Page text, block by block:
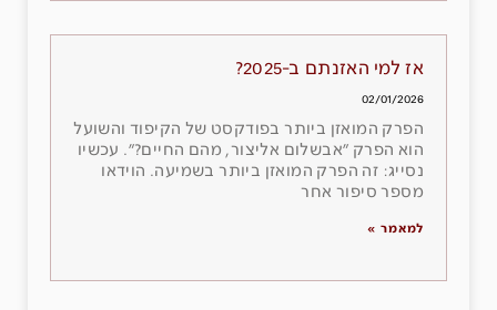
אז למי האזנתם ב-2025?
02/01/2026
הפרק המואזן ביותר בפודקסט של הקיפוד והשועל
הוא הפרק ״אבשלום אליצור, מהם החיים?״. עכשיו
נסייג: זה הפרק המואזן ביותר בשמיעה. הוידאו
מספר סיפור אחר
למאמר »